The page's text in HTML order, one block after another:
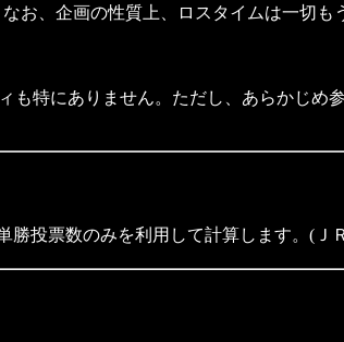
、企画の性質上、ロスタイムは一切も
も特にありません。ただし、あらかじ
投票数のみを利用して計算します。(Ｊ